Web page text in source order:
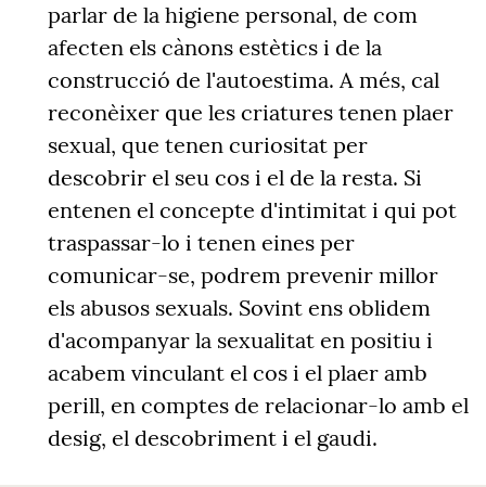
parlar de la higiene personal, de com
afecten els cànons estètics i de la
construcció de l'autoestima. A més, cal
reconèixer que les criatures tenen plaer
sexual, que tenen curiositat per
descobrir el seu cos i el de la resta. Si
entenen el concepte d'intimitat i qui pot
traspassar-lo i tenen eines per
comunicar-se, podrem prevenir millor
els abusos sexuals. Sovint ens oblidem
d'acompanyar la sexualitat en positiu i
acabem vinculant el cos i el plaer amb
perill, en comptes de relacionar-lo amb el
desig, el descobriment i el gaudi.